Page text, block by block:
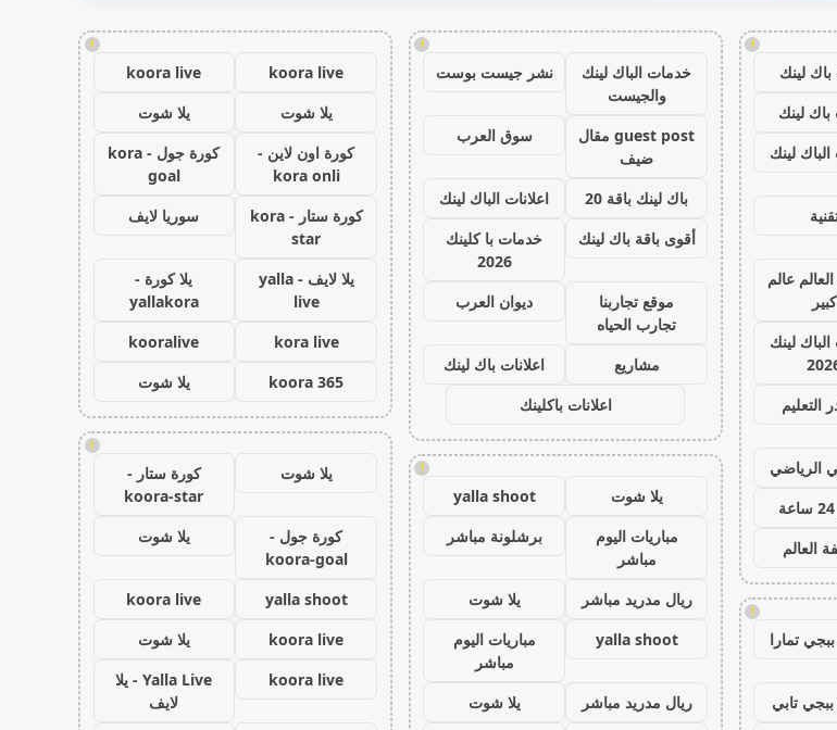
!
لينك
باك لينك
الباك لينك
عالم
كبير
الباك لينك
التعليم
الرياضي
العالم
!
تمارا
تابي
!
خدمات الباك لينك
والجيست
نشر جيست بوست
guest post مقال
ضيف
سوق العرب
باك لينك باقة 20
اعلانات الباك لينك
أقوى باقة باك لينك
خدمات با كلينك
2026
موقع تجاربنا
تجارب الحياه
ديوان العرب
مشاريع
اعلانات باك لينك
اعلانات باكلينك
!
يلا شوت
yalla shoot
مباريات اليوم
مباشر
برشلونة مباشر
ريال مدريد مباشر
يلا شوت
yalla shoot
مباريات اليوم
مباشر
ريال مدريد مباشر
يلا شوت
!
koora live
koora live
يلا شوت
يلا شوت
كورة اون لاين -
kora onli
كورة جول - kora
goal
كورة ستار - kora
star
سوريا لايف
يلا لايف - yalla
live
يلا كورة -
yallakora
kora live
kooralive
koora 365
يلا شوت
!
يلا شوت
كورة ستار -
koora-star
كورة جول -
koora-goal
يلا شوت
yalla shoot
koora live
koora live
يلا شوت
koora live
Yalla Live - يلا
لايف